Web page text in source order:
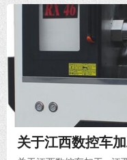
关于江西数控车